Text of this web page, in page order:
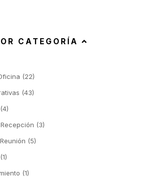
CATEGORÍA
(22)
(43)
(4)
(3)
(5)
(1)
(1)